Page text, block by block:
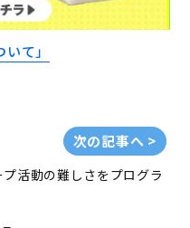
て」
次の記事へ >
プ活動の難しさをプログラ